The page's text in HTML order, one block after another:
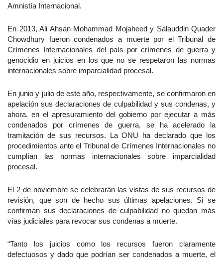
Amnistía Internacional.
En 2013, Ali Ahsan Mohammad Mojaheed y Salauddin Quader
Chowdhury fueron condenados a muerte por el Tribunal de
Crímenes Internacionales del país por crímenes de guerra y
genocidio en juicios en los que no se respetaron las normas
internacionales sobre imparcialidad procesal.
En junio y julio de este año, respectivamente, se confirmaron en
apelación sus declaraciones de culpabilidad y sus condenas, y
ahora, en el apresuramiento del gobierno por ejecutar a más
condenados por crímenes de guerra, se ha acelerado la
tramitación de sus recursos. La ONU ha declarado que los
procedimientos ante el Tribunal de Crímenes Internacionales no
cumplían las normas internacionales sobre imparcialidad
procesal.
El 2 de noviembre se celebrarán las vistas de sus recursos de
revisión, que son de hecho sus últimas apelaciones. Si se
confirman sus declaraciones de culpabilidad no quedan más
vías judiciales para revocar sus condenas a muerte.
“Tanto los juicios como los recursos fueron claramente
defectuosos y dado que podrían ser condenados a muerte, el